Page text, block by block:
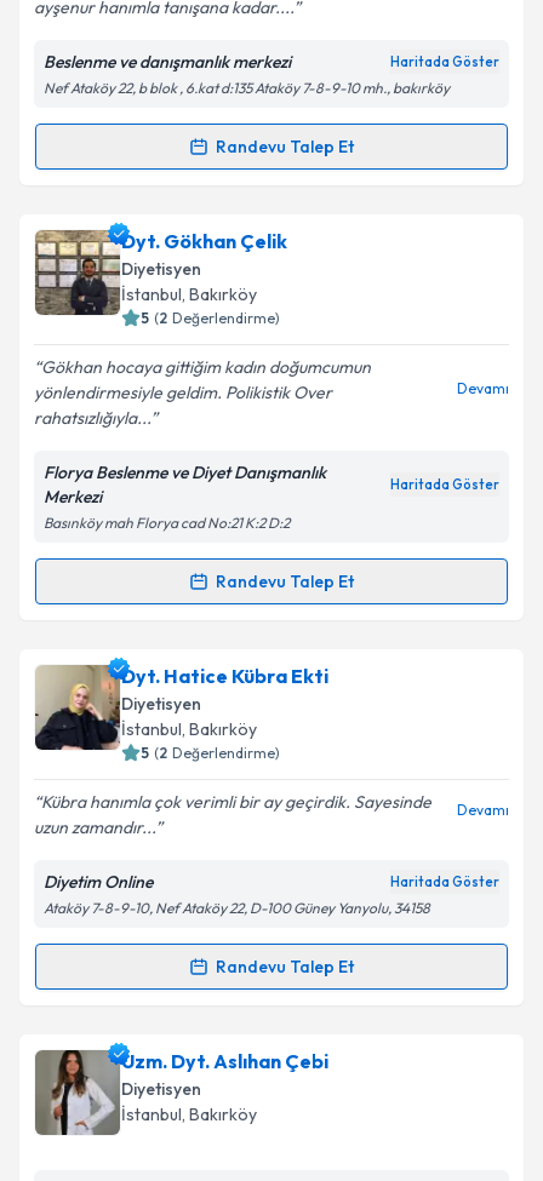
Kişisel verilerimin işlenmesine ilişkin
Aydınlatma
Metni'ni okudum ve kişisel verilerimin belirtilen
kapsamda işlenmesini kabul ediyorum.
ayşenur hanımla tanışana kadar....
Beslenme ve danışmanlık merkezi Haritada Göster
Nef Ataköy 22, b blok , 6.kat d:135 Ataköy 7-8-9-10 mh., bakırköy
Randevu Talep Et
Randevu Takvimi Talebi
Dyt. Ayşenur Saral için randevu takvimi talebi
oluşturun. Size bu uzmandan randevu almanız için bir
takvim hazırlandığında e-posta ile bilgilendireceğiz.
Metni'ni okudum ve kişisel verilerimin belirtilen
Takvim Talebini Gönder
Dyt. Gökhan Çelik
Diyetisyen
İstanbul, Bakırköy
5 (2 Değerlendirme)
Gökhan hocaya gittiğim kadın doğumcumun
yönlendirmesiyle geldim. Polikistik Over
rahatsızlığıyla...
Devamı
Florya Beslenme ve Diyet Danışmanlık
Merkezi
Haritada Göster
Basınköy mah Florya cad No:21 K:2 D:2
Randevu Talep Et
Randevu Takvimi Talebi
Dyt. Gökhan Çelikiçin randevu takvimi talebi
oluşturun. Size bu uzmandan randevu almanız için bir
takvim hazırlandığında e-posta ile bilgilendireceğiz.
Kişisel verilerimin işlenmesine ilişkin
Aydınlatma
Metni'ni okudum ve kişisel verilerimin belirtilen
kapsamda işlenmesini kabul ediyorum.
Dyt. Hatice Kübra Ekti
Diyetisyen
İstanbul, Bakırköy
5 (2 Değerlendirme)
Kübra hanımla çok verimli bir ay geçirdik. Sayesinde
uzun zamandır...
Devamı
Diyetim Online Haritada Göster
Ataköy 7-8-9-10, Nef Ataköy 22, D-100 Güney Yanyolu, 34158
Randevu Talep Et
Randevu Takvimi Talebi
Dyt. Hatice Kübra Ektiiçin randevu takvimi talebi
oluşturun. Size bu uzmandan randevu almanız için bir
takvim hazırlandığında e-posta ile bilgilendireceğiz.
Uzm. Dyt. Aslıhan Çebi
Diyetisyen
İstanbul, Bakırköy